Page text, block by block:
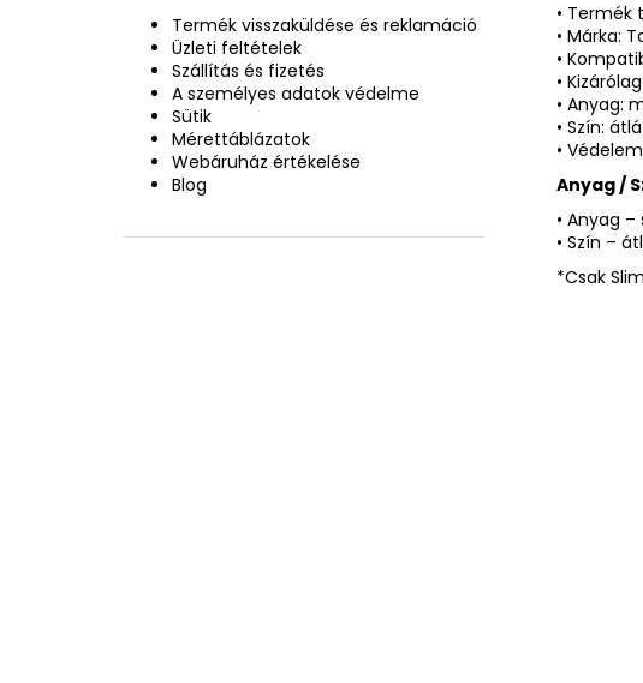
Termék visszaküldése és reklamáció
Üzleti feltételek
Szállítás és fizetés
A személyes adatok védelme
Sütik
Mérettáblázatok
Webáruház értékelése
Blog
• Termék
• Márka:
•
•
• Anyag:
• Szín:
•
Anyag /
• Anyag –
• Szín –
*Csak